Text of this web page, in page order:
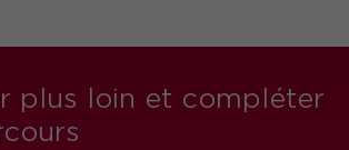
plus loin et compléter